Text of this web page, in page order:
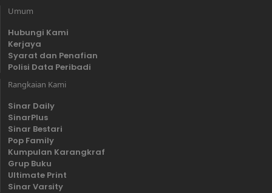
Umum
Hubungi Kami
Kerjaya
Syarat dan Penafian
Polisi Data Peribadi
Rangkaian Kami
Sinar Daily
SinarPlus
Sinar Bestari
Pop Family
Kumpulan Karangkraf
Grup Buku
Ultimate Print
Sinar Varsity